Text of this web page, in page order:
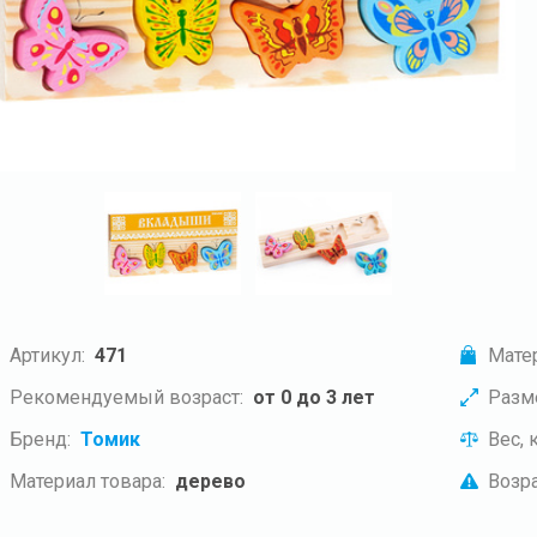
Артикул: 471
Рекомендуемый возраст: от 0 до 3 лет
Бренд: Томик
Материал товара: дерево
Вес,